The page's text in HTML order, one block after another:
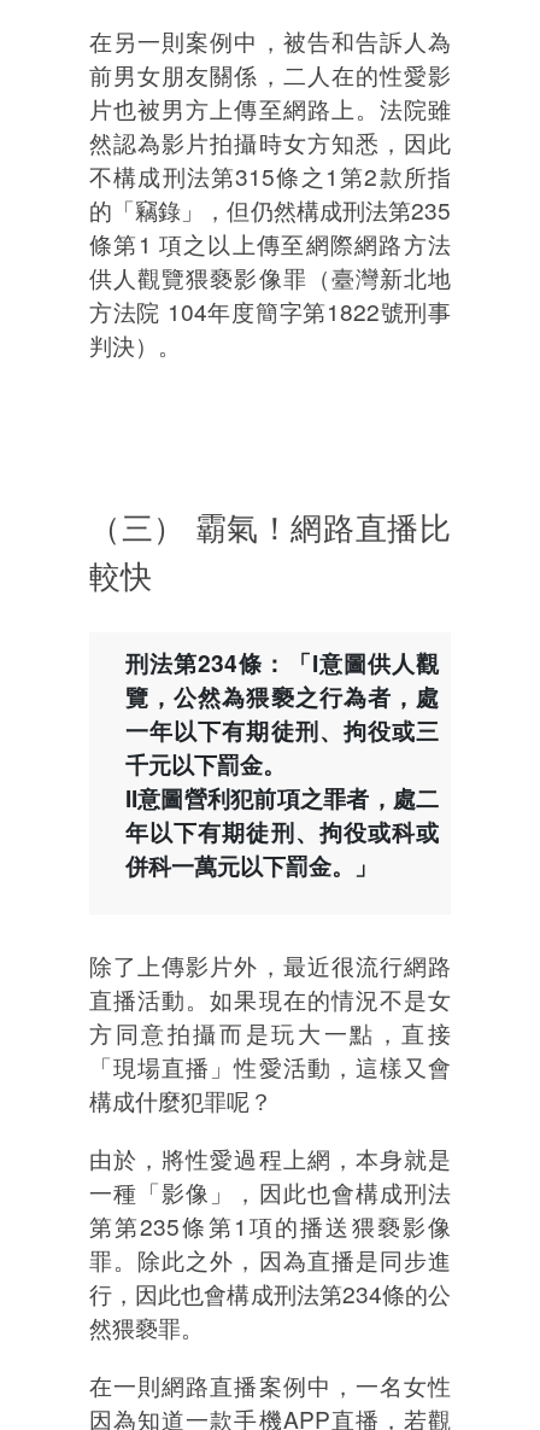
在另一則案例中，被告和告訴人為
前男女朋友關係，二人在的性愛影
片也被男方上傳至網路上。法院雖
然認為影片拍攝時女方知悉，因此
不構成刑法第315條之1第2款所指
的「竊錄」，但仍然構成刑法第235
條第1 項之以上傳至網際網路方法
供人觀覽猥褻影像罪（臺灣新北地
方法院 104年度簡字第1822號刑事
判決）。
（三） 霸氣！網路直播比
較快
刑法第234條：「I意圖供人觀
覽，公然為猥褻之行為者，處
一年以下有期徒刑、拘役或三
千元以下罰金。
II意圖營利犯前項之罪者，處二
年以下有期徒刑、拘役或科或
併科一萬元以下罰金。」
除了上傳影片外，最近很流行網路
直播活動。如果現在的情況不是女
方同意拍攝而是玩大一點，直接
「現場直播」性愛活動，這樣又會
構成什麼犯罪呢？
由於，將性愛過程上網，本身就是
一種「影像」，因此也會構成刑法
第第235條第1項的播送猥褻影像
罪。除此之外，因為直播是同步進
行，因此也會構成刑法第234條的公
然猥褻罪。
在一則網路直播案例中，一名女性
因為知道一款手機APP直播，若觀